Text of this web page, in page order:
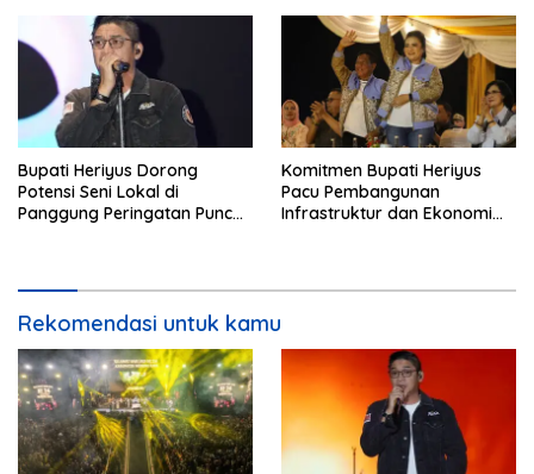
Bupati Heriyus Dorong
Potensi Seni Lokal di
Panggung Peringatan Puncak
Komitmen Bupati Heriyus
Pacu Pembangunan
Infrastruktur dan Ekonomi
Rekomendasi untuk kamu